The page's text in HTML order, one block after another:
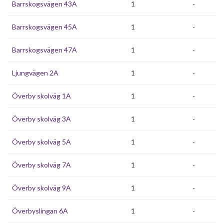
Barrskogsvägen 43A 1 -
Barrskogsvägen 45A 1 -
Barrskogsvägen 47A 1 -
Ljungvägen 2A 1 -
Överby skolväg 1A 1 -
Överby skolväg 3A 1 -
Överby skolväg 5A 1 -
Överby skolväg 7A 1 -
Överby skolväg 9A 1 -
Överbyslingan 6A 1 -